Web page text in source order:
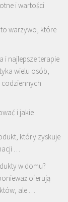
i wartości
warzywo, które
i najlepsze terapie
wielu osób,
i jakie
który zyskuje
…
w domu?
oferują
ale …